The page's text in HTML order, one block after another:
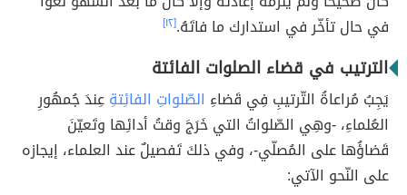
في حال تأخّر في استدارك ما فاتَهُ.[١٢]
الترتيب في قضاء الصلوات الفائتة
يَجِبُ مُراعاةُ التّرتيبِ فِي قَضاءِ الصّلواتِ الفائِتةِعِندَ جُمهُورِ
العُلماءِ، -وهِي الصّلواتُ التي خَرَجَ وقتُ أدائِها وتَعيّنَ
قَضاؤُها على المُصلّي-، وفي ذلكَ تَفصيلٌ عند العلماء، إيجازه
على النّحو الآتي: